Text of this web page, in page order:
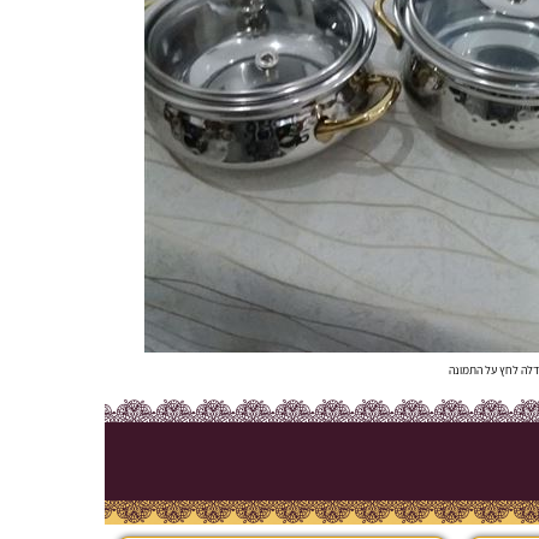
לחץ על התמונה